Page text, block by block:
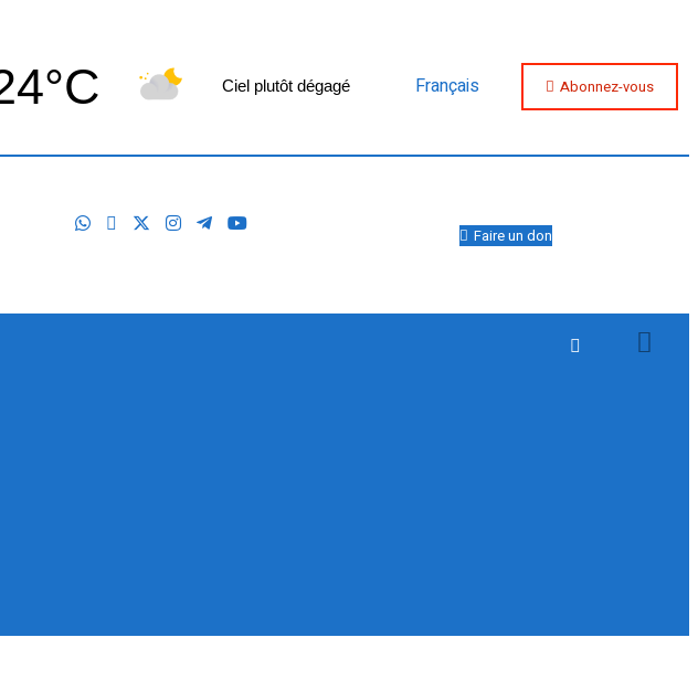
Ciel plutôt dégagé Français Abonnez-vous
Faire un don